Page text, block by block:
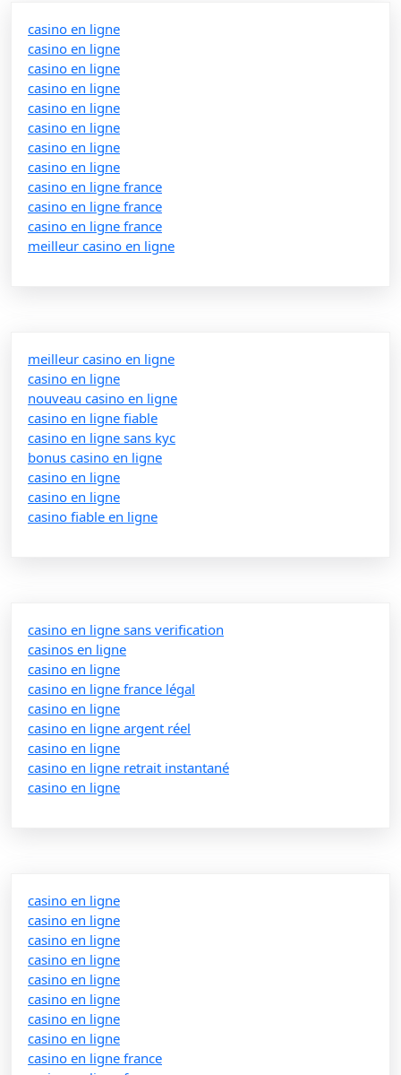
casino en ligne
casino en ligne
casino en ligne
casino en ligne
casino en ligne
casino en ligne
casino en ligne
casino en ligne
casino en ligne france
casino en ligne france
casino en ligne france
meilleur casino en ligne
meilleur casino en ligne
casino en ligne
nouveau casino en ligne
casino en ligne fiable
casino en ligne sans kyc
bonus casino en ligne
casino en ligne
casino en ligne
casino fiable en ligne
casino en ligne sans verification
casinos en ligne
casino en ligne
casino en ligne france légal
casino en ligne
casino en ligne argent réel
casino en ligne
casino en ligne retrait instantané
casino en ligne
casino en ligne
casino en ligne
casino en ligne
casino en ligne
casino en ligne
casino en ligne
casino en ligne
casino en ligne
casino en ligne france